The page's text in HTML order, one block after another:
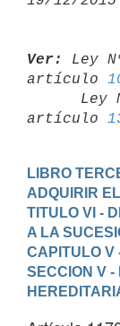
Ver:
Ley
artículo
artículo
LIBRO
ADQUIRIR
TITULO VI -
A LA
CAPITULO V
SECCION V